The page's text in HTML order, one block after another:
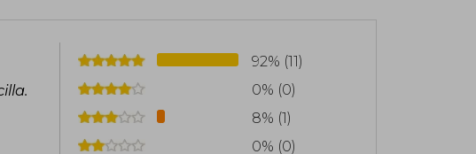
en las realidades contemporáneas,
92% (11)
0% (0)
8% (1)
0% (0)